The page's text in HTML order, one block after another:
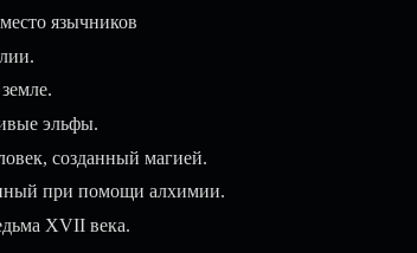
язычников
эльфы.
созданный магией.
при помощи алхимии.
XVII века.